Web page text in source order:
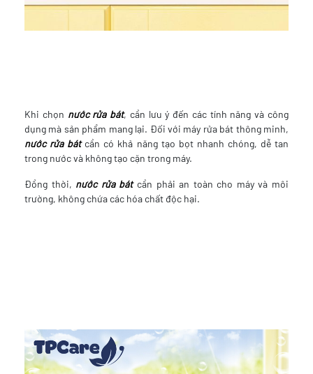
Khi chọn nước rửa bát, cần lưu ý đến các tính năng và công
dụng mà sản phẩm mang lại. Đối với máy rửa bát thông minh,
nước rửa bátcần có khả năng tạo bọt nhanh chóng, dễ tan
trong nước và không tạo cặn trong máy.
Đồng thời, nước rửa bátcần phải an toàn cho máy và môi
trường, không chứa các hóa chất độc hại.